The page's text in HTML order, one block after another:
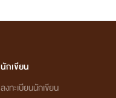
นักเขียน
ลงทะเบียนนักเขียน